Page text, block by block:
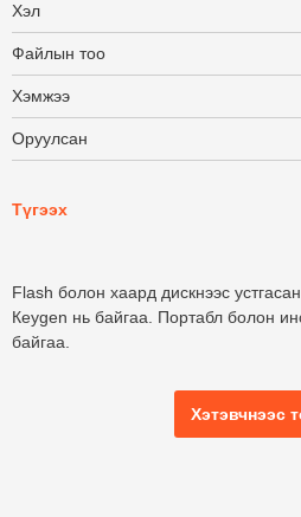
Хэл
Файлын тоо
Хэмжээ
Оруулсан
Түгээх
Flash болон хаард дискнээс
Кeygen нь байгаа. Портабл болон
байгаа.
Хэтэвчнээс